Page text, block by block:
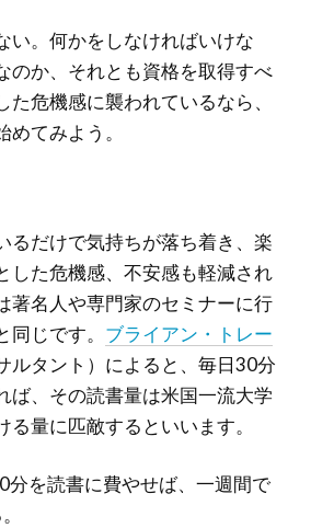
い。何かをしなければいけな
のか、それとも資格を取得すべ
た危機感に襲われているなら、
てみよう。
るだけで気持ちが落ち着き、楽
した危機感、不安感も軽減され
著名人や専門家のセミナーに行
同じです。 ブライアン・トレー
ルタント）によると、毎日30分
ば、その読書量は米国一流大学
る量に匹敵するといいます。
分を読書に費やせば、一週間で